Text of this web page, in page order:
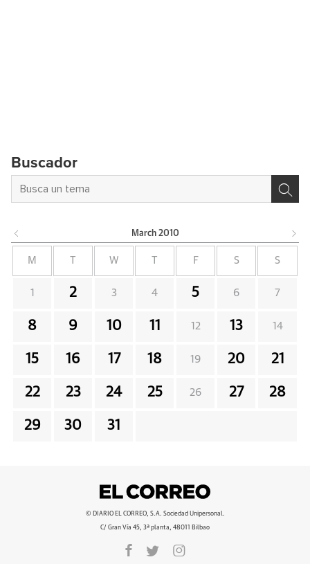
Buscador
March 2010
M W F S S
1 2 3 4 5 6 7
8 9 10 11 12 13 14
15 16 17 18 19 20 21
22 23 24 25 26 27 28
29 30 31
© DIARIO EL CORREO, S.A. Sociedad Unipersonal.
C/ Gran Vía 45, 3ª planta, 48011 Bilbao